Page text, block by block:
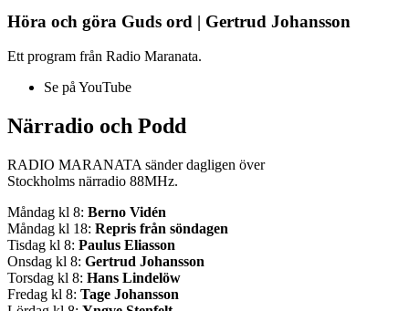
Höra och göra Guds ord | Gertrud Johansson
Ett program från Radio Maranata.
Se på YouTube
Närradio och Podd
RADIO MARANATA sänder dagligen över
Stockholms närradio 88MHz.
Måndag kl 8: Berno Vidén
Måndag kl 18: Repris från söndagen
Tisdag kl 8: Paulus Eliasson
Onsdag kl 8: Gertrud Johansson
Torsdag kl 8: Hans Lindelöw
Fredag kl 8: Tage Johansson